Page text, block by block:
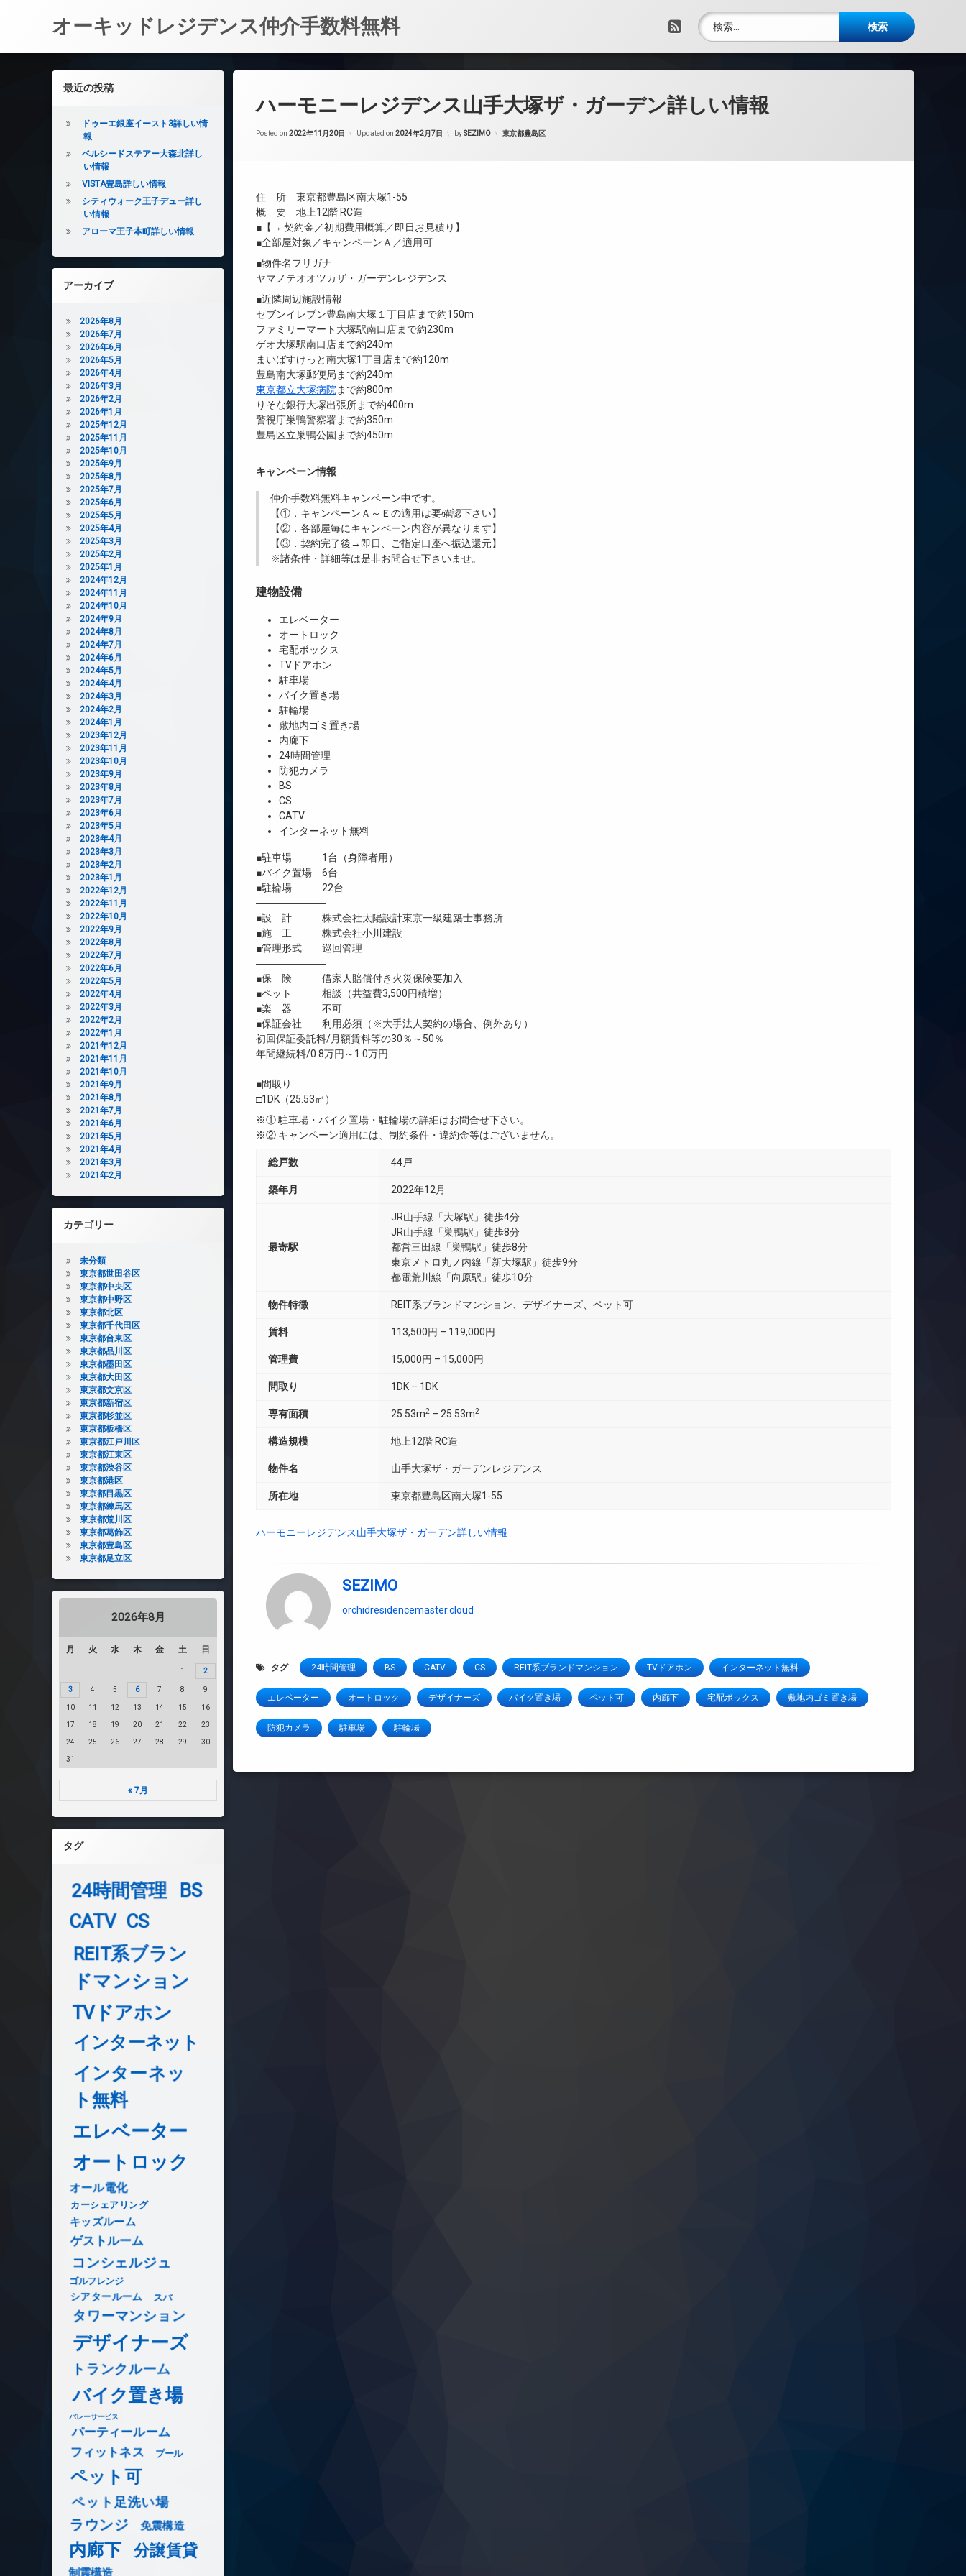
オーキッドレジデンス仲介手数料無料 RSS
検索:
ハーモニーレジデンス山手大塚ザ・ガーデン詳しい情報
Posted on 2022年11月20日 Updated on 2024年2月7日 bySEZIMO カテゴリー:
東京都豊島区
住 所 東京都豊島区南大塚1-55
概 要 地上12階 RC造
■【→ 契約金／初期費用概算／即日お見積り】
■全部屋対象／キャンペーンＡ／適用可
■物件名フリガナ
ヤマノテオオツカザ・ガーデンレジデンス
■近隣周辺施設情報
セブンイレブン豊島南大塚１丁目店まで約150m
ファミリーマート大塚駅南口店まで約230m
ゲオ大塚駅南口店まで約240m
まいばすけっと南大塚1丁目店まで約120m
豊島南大塚郵便局まで約240m
東京都立大塚病院 まで約800m
りそな銀行大塚出張所まで約400m
警視庁巣鴨警察署まで約350m
豊島区立巣鴨公園まで約450m
キャンペーン情報
仲介手数料無料キャンペーン中です。
【①．キャンペーンＡ～Ｅの適用は要確認下さい】
【②．各部屋毎にキャンペーン内容が異なります】
【③．契約完了後→即日、ご指定口座へ振込還元】
※諸条件・詳細等は是非お問合せ下さいませ。
建物設備
エレベーター
オートロック
宅配ボックス
TVドアホン
駐車場
バイク置き場
駐輪場
敷地内ゴミ置き場
内廊下
24時間管理
防犯カメラ
BS
CS
CATV
インターネット無料
■駐車場 1台（身障者用）
■バイク置場 6台
■駐輪場 22台
―――――――
■設 計 株式会社太陽設計東京一級建築士事務所
■施 工 株式会社小川建設
■管理形式 巡回管理
―――――――
■保 険 借家人賠償付き火災保険要加入
■ペット 相談（共益費3,500円積増）
■楽 器 不可
■保証会社 利用必須（※大手法人契約の場合、例外あり）
初回保証委託料/月額賃料等の30％～50％
年間継続料/0.8万円～1.0万円
―――――――
■間取り
□1DK（25.53㎡）
※① 駐車場・バイク置場・駐輪場の詳細はお問合せ下さい。
※② キャンペーン適用には、制約条件・違約金等はございません。
総戸数 44戸
築年月 2022年12月
最寄駅
JR山手線「大塚駅」徒歩4分
JR山手線「巣鴨駅」徒歩8分
都営三田線「巣鴨駅」徒歩8分
東京メトロ丸ノ内線「新大塚駅」徒歩9分
都電荒川線「向原駅」徒歩10分
物件特徴 REIT系ブランドマンション、デザイナーズ、ペット可
賃料 113,500円 – 119,000円
管理費 15,000円 – 15,000円
間取り 1DK – 1DK
専有面積 25.53m2 – 25.53m2
構造規模 地上12階 RC造
物件名 山手大塚ザ・ガーデンレジデンス
所在地 東京都豊島区南大塚1-55
ハーモニーレジデンス山手大塚ザ・ガーデン詳しい情報
SEZIMO
orchidresidencemaster.cloud
タグ 24時間管理 BS CATV CS REIT系ブランドマンション TVドアホン インターネット無料
エレベーター オートロック デザイナーズ バイク置き場 ペット可 内廊下 宅配ボックス 敷地内ゴミ置き場
防犯カメラ 駐車場 駐輪場
左サイドバー
最近の投稿
ドゥーエ銀座イースト3詳しい情
報
ベルシードステアー大森北詳し
い情報
VISTA豊島詳しい情報
シティウォーク王子デュー詳し
い情報
アローマ王子本町詳しい情報
アーカイブ
2026年8月
2026年7月
2026年6月
2026年5月
2026年4月
2026年3月
2026年2月
2026年1月
2025年12月
2025年11月
2025年10月
2025年9月
2025年8月
2025年7月
2025年6月
2025年5月
2025年4月
2025年3月
2025年2月
2025年1月
2024年12月
2024年11月
2024年10月
2024年9月
2024年8月
2024年7月
2024年6月
2024年5月
2024年4月
2024年3月
2024年2月
2024年1月
2023年12月
2023年11月
2023年10月
2023年9月
2023年8月
2023年7月
2023年6月
2023年5月
2023年4月
2023年3月
2023年2月
2023年1月
2022年12月
2022年11月
2022年10月
2022年9月
2022年8月
2022年7月
2022年6月
2022年5月
2022年4月
2022年3月
2022年2月
2022年1月
2021年12月
2021年11月
2021年10月
2021年9月
2021年8月
2021年7月
2021年6月
2021年5月
2021年4月
2021年3月
2021年2月
カテゴリー
未分類
東京都世田谷区
東京都中央区
東京都中野区
東京都北区
東京都千代田区
東京都台東区
東京都品川区
東京都墨田区
東京都大田区
東京都文京区
東京都新宿区
東京都杉並区
東京都板橋区
東京都江戸川区
東京都江東区
東京都渋谷区
東京都港区
東京都目黒区
東京都練馬区
東京都荒川区
東京都葛飾区
東京都豊島区
東京都足立区
2026年8月
月 火 水 木 金 土 日
1 2
3 4 5 6 7 8 9
10 11 12 13 14 15 16
17 18 19 20 21 22 23
24 25 26 27 28 29 30
31
« 7月
タグ
24時間管理
BS
CATV CS
REIT系ブラン
ドマンション
TVドアホン
インターネット
インターネッ
ト無料
エレベーター
オートロック
オール電化
カーシェアリング
キッズルーム
ゲストルーム
コンシェルジュ
ゴルフレンジ
シアタールーム スパ
タワーマンション
デザイナーズ
トランクルーム
バイク置き場
バレーサービス
パーティールーム
フィットネス プール
ペット可
ペット足洗い場
ラウンジ 免震構造
内廊下 分譲賃貸
制震構造